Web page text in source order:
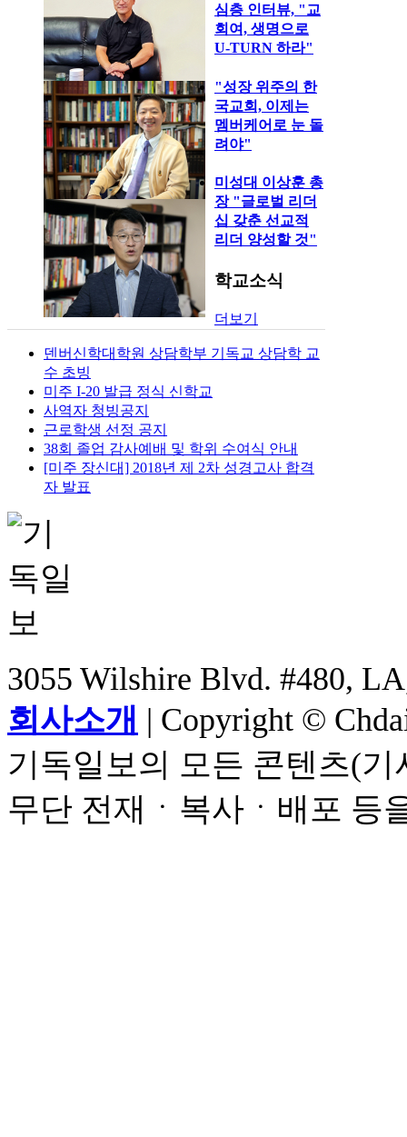
심층 인터뷰, "교
회여, 생명으로
U-TURN 하라"
"성장 위주의 한
국교회, 이제는
멤버케어로 눈 돌
려야"
미성대 이상훈 총
장 "글로벌 리더
십 갖춘 선교적
리더 양성할 것"
학교소식
더보기
덴버신학대학원 상담학부 기독교 상담학 교
수 초빙
미주 I-20 발급 정식 신학교
사역자 청빙공지
근로학생 선정 공지
38회 졸업 감사예배 및 학위 수여식 안내
[미주 장신대] 2018년 제 2차 성경고사 합격
자 발표
3055 Wilshire Blvd. #480,
회사소개 | Copyright ©
기독일보의 모든 콘텐츠(
무단 전재ㆍ복사ㆍ배포 등